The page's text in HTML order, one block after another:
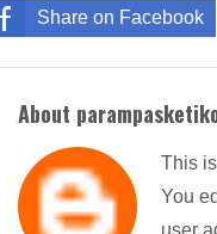
Share on Facebook
About
This
You